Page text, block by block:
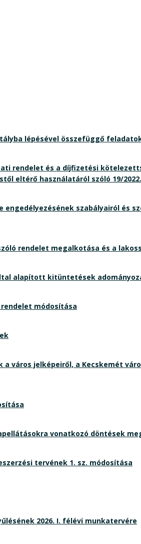
lépésével összefüggő
rendelet és a díjfizetési
eltérő használatáról szóló 19/
szabályairól és
rendelet megalkotása és a
alapított kitüntetések
módosítása
a város jelképeiről, a Kecskemét
vonatkozó döntések
tervének 1. sz. módosítása
2026. I. félévi munkatervére